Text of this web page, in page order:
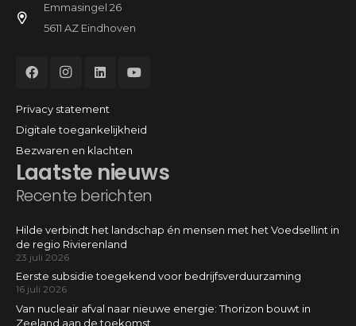
Laatste nieuws
Recente berichten
Hilde verbindt het landschap én mensen met het Voedsellint in
de regio Rivierenland
23 juli 2026
Eerste subsidie toegekend voor bedrijfsverduurzaming
16 juli 2026
Van nucleair afval naar nieuwe energie: Thorizon bouwt in
Zeeland aan de toekomst
Emmasingel 26
5611 AZ Eindhoven
Privacy statement
Digitale toegankelijkheid
Bezwaren en klachten